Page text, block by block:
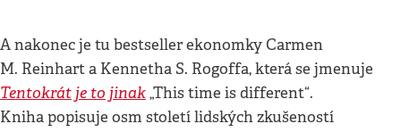
A nakonec je tu bestseller ekonomky Carmen
M. Reinhart a Kennetha S. Rogoffa, která se jmenuje
Tentokrát je to jinak„This time is different“.
Kniha popisuje osm století lidských zkušeností